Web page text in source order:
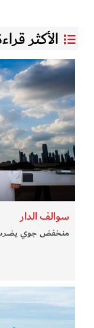
الأكثر
سوالف الدار
منخفض جوي